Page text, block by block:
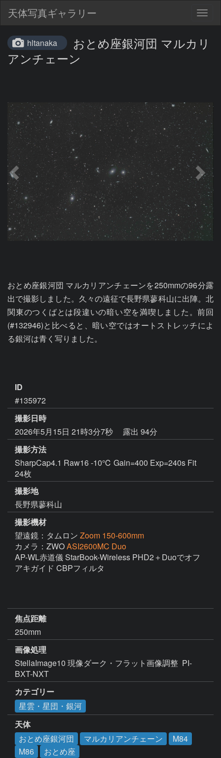
天体写真ギャラリー
hltanaka
おとめ座銀河団 マルカリ
アンチェーン
おとめ座銀河団 マルカリアンチェーンを250mmの96分露
出で撮影しました。久々の遠征で長野県蓼科山に出陣。北
関東のつくばとは段違いの暗い空を満喫しました。前回
(#132946)と比べると、暗い空ではオートストレッチによ
る銀河は青く写りました。
ID
#135972
撮影日時
2026年5月15日 21時3分7秒
露出 94分
撮影方法
SharpCap4.1 Raw16 -10℃ Gain=400 Exp=240s Fit
24枚
撮影地
長野県蓼科山
撮影機材
望遠鏡：タムロン Zoom 150-600mm
カメラ：ZWOASI2600MC Duo
AP-WL赤道儀 StarBook-Wireless PHD2＋Duoでオフ
アキガイド CBPフィルタ
焦点距離
250mm
画像処理
StellaImage10 現像ダーク・フラット画像調整  PI-
BXT-NXT
カテゴリー
星雲・星団・銀河
天体
おとめ座銀河団
マルカリアンチェーン
M84
M86
おとめ座